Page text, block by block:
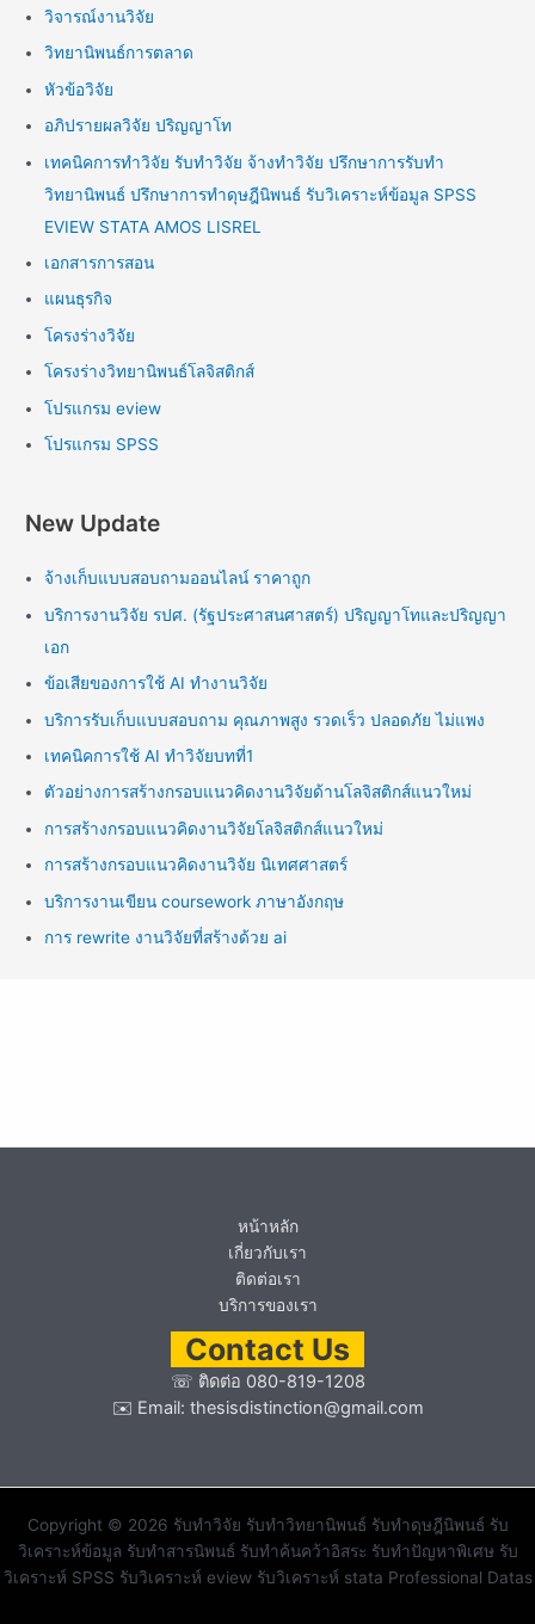
วิจารณ์งานวิจัย
วิทยานิพนธ์การตลาด
หัวข้อวิจัย
อภิปรายผลวิจัย ปริญญาโท
เทคนิคการทำวิจัย รับทำวิจัย จ้างทำวิจัย ปรึกษาการรับทำ
วิทยานิพนธ์ ปรึกษาการทำดุษฎีนิพนธ์ รับวิเคราะห์ข้อมูล SPSS
EVIEW STATA AMOS LISREL
เอกสารการสอน
แผนธุรกิจ
โครงร่างวิจัย
โครงร่างวิทยานิพนธ์โลจิสติกส์
โปรแกรม eview
โปรแกรม SPSS
New Update
จ้างเก็บแบบสอบถามออนไลน์ ราคาถูก
บริการงานวิจัย รปศ. (รัฐประศาสนศาสตร์) ปริญญาโทและปริญญา
เอก
ข้อเสียของการใช้ AI ทำงานวิจัย
บริการรับเก็บแบบสอบถาม คุณภาพสูง รวดเร็ว ปลอดภัย ไม่แพง
เทคนิคการใช้ AI ทำวิจัยบทที่1
ตัวอย่างการสร้างกรอบแนวคิดงานวิจัยด้านโลจิสติกส์แนวใหม่
การสร้างกรอบแนวคิดงานวิจัยโลจิสติกส์แนวใหม่
การสร้างกรอบแนวคิดงานวิจัย นิเทศศาสตร์
บริการงานเขียน coursework ภาษาอังกฤษ
การ rewrite งานวิจัยที่สร้างด้วย ai
หน้าหลัก
เกี่ยวกับเรา
ติดต่อเรา
บริการของเรา
Contact Us
☏ ติดต่อ 080-819-1208
✉️ Email: thesisdistinction@gmail.com
Copyright © 2026 รับทำวิจัย รับทำวิทยานิพนธ์ รับทำดุษฎีนิพนธ์ รับ
วิเคราะห์ข้อมูล รับทำสารนิพนธ์ รับทำค้นคว้าอิสระ รับทำปัญหาพิเศษ รับ
วิเคราะห์ SPSS รับวิเคราะห์ eview รับวิเคราะห์ stata Professional Datas